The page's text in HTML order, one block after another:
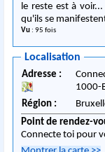
le reste est à voir... S'il y a des interessés/motivés à venir
qu'ils se
Vu : 95 fois
Localisation
Adresse :
1000-
Région :
Point de rendez-
Connecte toi pour